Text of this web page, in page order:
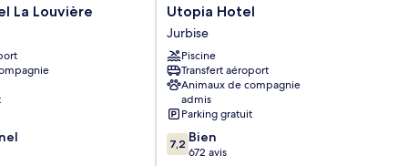
La Louvière
Utopia
Hotel
Jurbise
Utopia Hotel
Jurbise
Piscine
Transfert aéroport
Animaux de compagnie
admis
Parking gratuit
7.2
sur
7,2 Bien
672 avis